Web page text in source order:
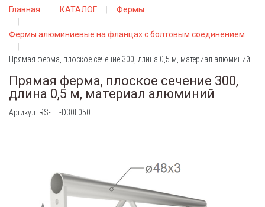
Главная КАТАЛОГ Фермы
Фермы алюминиевые на фланцах с болтовым соединением
Прямая ферма, плоское сечение 300, длина 0,5 м, материал алюминий
Прямая ферма, плоское сечение 300,
длина 0,5 м, материал алюминий
Артикул: RS-TF-D30L050